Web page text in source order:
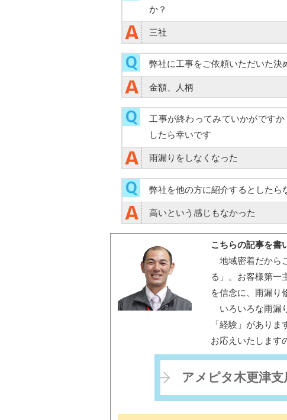
か？
三社
弊社に工事をご依頼いただいた決
金額、人柄
工事が終わってみていかがです
したら幸いです
雨漏りをしなくなった
弊社を他の方に紹介するとしたら
高いという感じもなかった
こちらの記事を書
地域密着だから
る」。お客様第一
を信念に、雨漏り
いろいろな雨漏
「経験」があり
お応えいたします
アメピタ木更津